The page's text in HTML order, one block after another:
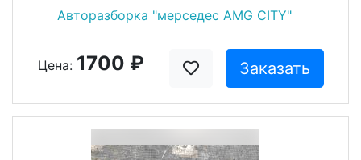
Авторазборка "мерседес AMG CITY"
Цена: 1700 ₽ Заказать